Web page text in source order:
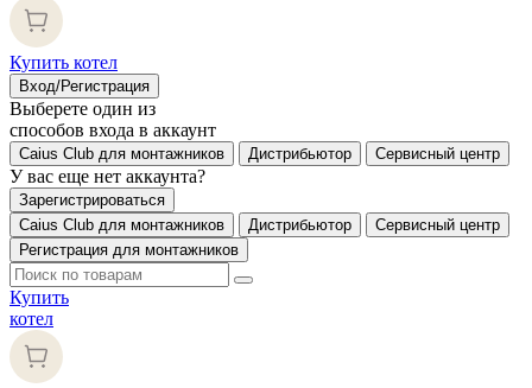
Купить котел
Вход/Регистрация
Выберете один из
способов входа в аккаунт
Caius Club для монтажников Дистрибьютор Сервисный центр
У вас еще нет аккаунта?
Зарегистрироваться
Caius Club для монтажников
Дистрибьютор
Сервисный центр
Регистрация для монтажников
Купить
котел